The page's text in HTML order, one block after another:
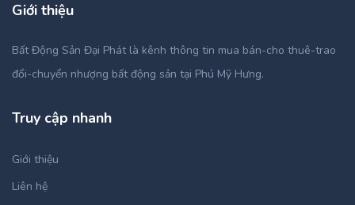
Giới thiệu
Bất Động Sản Đại Phát là kênh thông tin mua bán-cho thuê-trao
đổi-chuyển nhượng bất động sản tại Phú Mỹ Hưng.
Truy cập nhanh
Giới thiệu
Liên hệ